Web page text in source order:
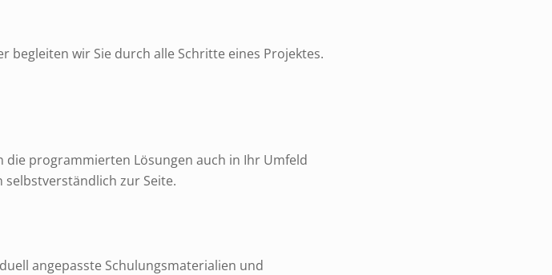
begleiten wir Sie durch alle Schritte eines Projektes.
die programmierten Lösungen auch in Ihr Umfeld
zur Seite.
angepasste Schulungsmaterialien und